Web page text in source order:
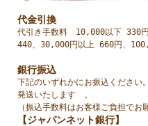
代金引換
代引き手数料 10,000以下 330
440、30,000円以上 660円、
銀行振込
下記のいずれかにお振込ください
発送いたします 。
（振込手数料はお客様ご負担でお
【ジャパンネット銀行】